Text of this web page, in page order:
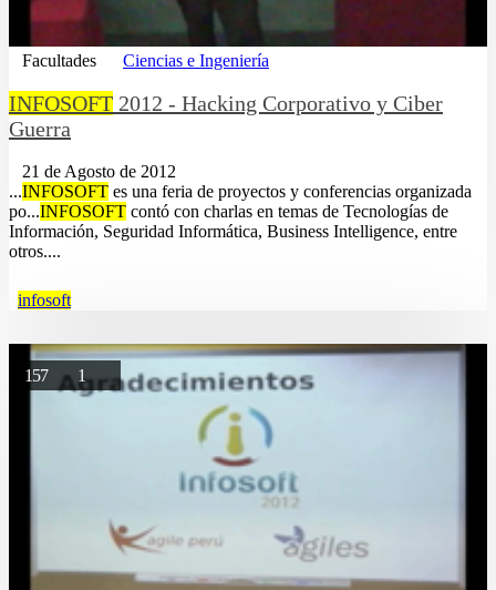
Facultades Ciencias e Ingeniería
INFOSOFT 2012 - Hacking Corporativo y Ciber
Guerra
21 de Agosto de 2012
...INFOSOFT es una feria de proyectos y conferencias organizada
po...INFOSOFT contó con charlas en temas de Tecnologías de
Información, Seguridad Informática, Business Intelligence, entre
otros....
infosoft
157 1